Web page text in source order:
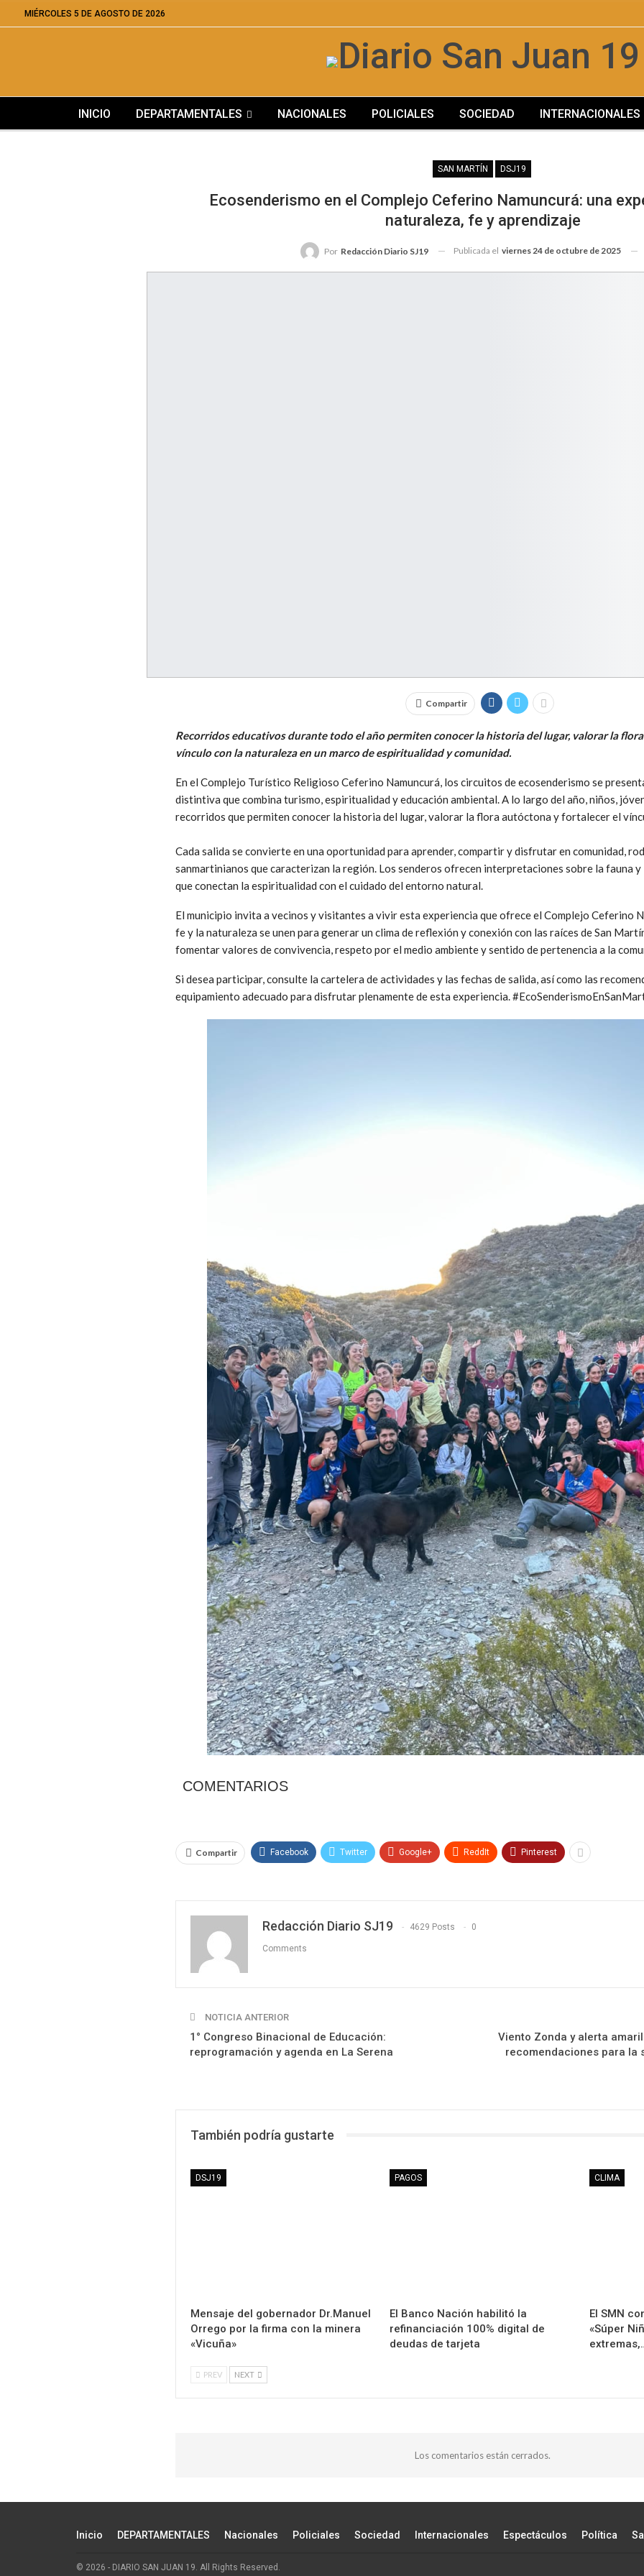
MIÉRCOLES 5 DE AGOSTO DE 2026
INICIO DEPARTAMENTALES NACIONALES POLICIALES SOCIEDAD INTERNACIONALES
SAN MARTÍN DSJ19
Ecosenderismo en el Complejo Ceferino Namuncurá: una
naturaleza, fe y aprendizaje
Por Redacción Diario SJ19 Publicada el viernes 24 de octubre de 2025
Compartir
Recorridos educativos durante todo el año permiten conocer la historia del lugar, valorar la
vínculo con la naturaleza en un marco de espiritualidad y comunidad.
En el Complejo Turístico Religioso Ceferino Namuncurá, los circuitos de ecosenderismo se
distintiva que combina turismo, espiritualidad y educación ambiental. A lo largo del año, niños,
recorridos que permiten conocer la historia del lugar, valorar la flora autóctona y fortalecer el
Cada salida se convierte en una oportunidad para aprender, compartir y disfrutar en comunidad,
sanmartinianos que caracterizan la región. Los senderos ofrecen interpretaciones sobre la fauna
que conectan la espiritualidad con el cuidado del entorno natural.
El municipio invita a vecinos y visitantes a vivir esta experiencia que ofrece el Complejo Ceferino
fe y la naturaleza se unen para generar un clima de reflexión y conexión con las raíces de San
fomentar valores de convivencia, respeto por el medio ambiente y sentido de pertenencia a la
Si desea participar, consulte la cartelera de actividades y las fechas de salida, así como las
equipamiento adecuado para disfrutar plenamente de esta experiencia.
COMENTARIOS
Compartir Facebook Twitter Google+ ReddIt Pinterest
Redacción Diario SJ19 4629 Posts 0
Comments
NOTICIA ANTERIOR
1° Congreso Binacional de Educación:
reprogramación y agenda en La Serena
Viento Zonda y alerta
recomendaciones para la
También podría gustarte
DSJ19
Mensaje del gobernador Dr.Manuel
Orrego por la firma con la minera
«Vicuña»
PAGOS
El Banco Nación habilitó la
refinanciación 100% digital de
deudas de tarjeta
CLIMA
El SMN
«Súper
PREV NEXT
Los comentarios están cerrados.
Inicio DEPARTAMENTALES Nacionales Policiales Sociedad Internacionales Espectáculos Política
© 2026 - DIARIO SAN JUAN 19. All Rights Reserved.